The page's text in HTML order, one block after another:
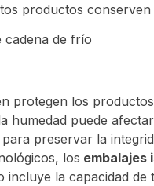
productos conserven
protegen los
puede
preservar la
los embalajes
incluye la capacidad